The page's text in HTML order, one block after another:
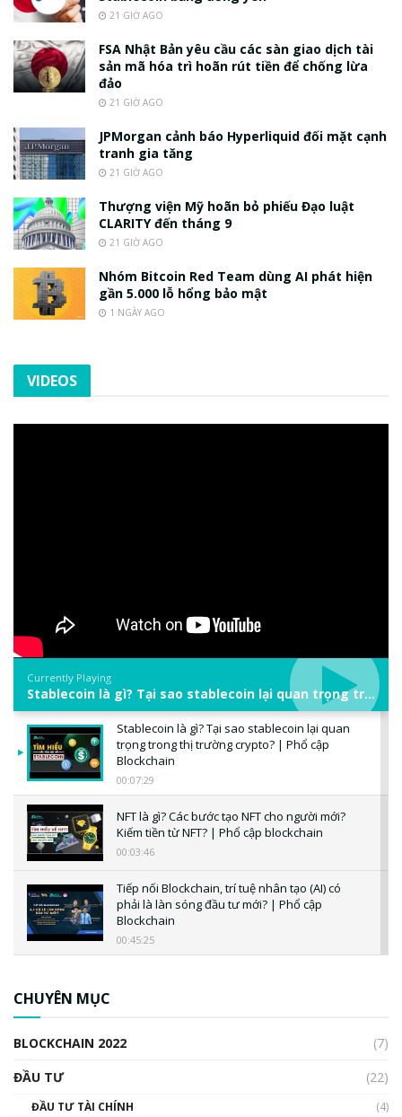
21 GIỜ AGO
FSA Nhật Bản yêu cầu các sàn giao dịch tài
sản mã hóa trì hoãn rút tiền để chống lừa
đảo
21 GIỜ AGO
JPMorgan cảnh báo Hyperliquid đối mặt cạnh
tranh gia tăng
21 GIỜ AGO
Thượng viện Mỹ hoãn bỏ phiếu Đạo luật
CLARITY đến tháng 9
21 GIỜ AGO
Nhóm Bitcoin Red Team dùng AI phát hiện
gần 5.000 lỗ hổng bảo mật
1 NGÀY AGO
VIDEOS
Currently Playing
Stablecoin là gì? Tại sao stablecoin lại quan trọng trong thị trường crypto? | Phổ cập Blockchain
Stablecoin là gì? Tại sao stablecoin lại quan
trọng trong thị trường crypto? | Phổ cập
Blockchain
00:07:29
NFT là gì? Các bước tạo NFT cho người mới?
Kiếm tiền từ NFT? | Phổ cập blockchain
00:03:46
Tiếp nối Blockchain, trí tuệ nhân tạo (AI) có
phải là làn sóng đầu tư mới? | Phổ cập
Blockchain
00:45:25
00:02:14
CHUYÊN MỤC
BLOCKCHAIN 2022
(7)
ĐẦU TƯ
(22)
ĐẦU TƯ TÀI CHÍNH
(4)